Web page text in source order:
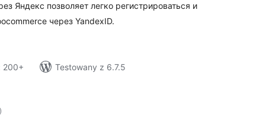
Яндекс позволяет легко регистрироваться и
через YandexID.
200+
Testowany z 6.7.5
total
)